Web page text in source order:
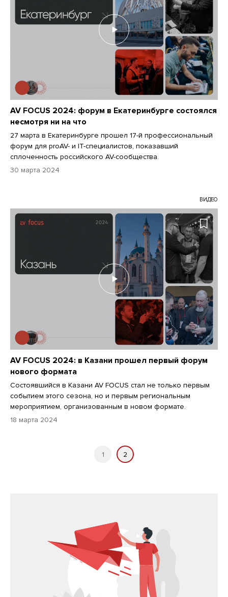
AV FOCUS 2024: форум в Екатеринбурге состоялся
несмотря ни на что
27 марта в Екатеринбурге прошел 17-й профессиональный
форум для proAV- и IT-специалистов, показавший
сплоченность российского AV-сообщества.
30 марта 2024
ВИДЕО
AV FOCUS 2024: в Казани прошел первый форум
нового формата
Состоявшийся в Казани AV FOCUS стал не только первым
событием этого сезона, но и первым региональным
мероприятием, организованным в новом формате.
18 марта 2024
1 2